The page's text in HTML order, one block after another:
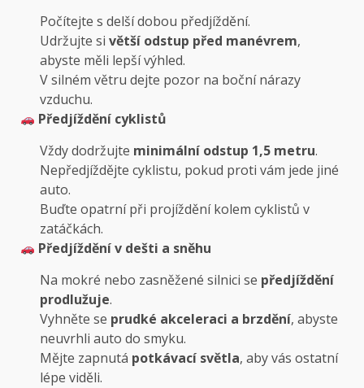
Počítejte s delší dobou předjíždění.
Udržujte si větší odstup před manévrem,
abyste měli lepší výhled.
V silném větru dejte pozor na boční nárazy
vzduchu.
Předjíždění cyklistů
Vždy dodržujte minimální odstup 1,5 metru.
Nepředjíždějte cyklistu, pokud proti vám jede jiné
auto.
Buďte opatrní při projíždění kolem cyklistů v
zatáčkách.
Předjíždění v dešti a sněhu
Na mokré nebo zasněžené silnici se předjíždění
prodlužuje.
Vyhněte se prudké akceleraci a brzdění, abyste
neuvrhli auto do smyku.
Mějte zapnutá potkávací světla, aby vás ostatní
lépe viděli.